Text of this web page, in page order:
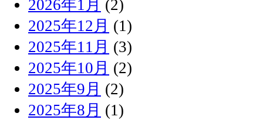
2026年1月 (2)
2025年12月 (1)
2025年11月 (3)
2025年10月 (2)
2025年9月 (2)
2025年8月 (1)